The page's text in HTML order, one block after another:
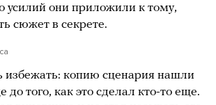
усилий они приложили к тому,
сюжет в секрете.
избежать: копию сценария нашли
того, как это сделал кто-то еще.